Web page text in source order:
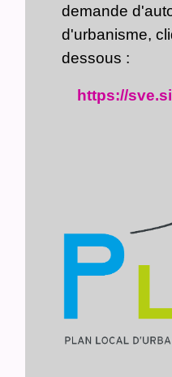
demande
d'urbanisme,
dessous :
https://